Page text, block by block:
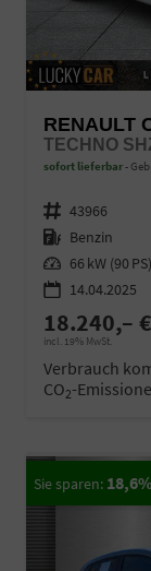
RENAULT
sofort lieferbar
Fahrzeugnr. 43966
Kraftstoff Benzin
Leistung 66 kW (90 PS)
14.04.2025
18.240,– €
incl. 19% MwSt.
Verbrauch
CO2-
18,6%